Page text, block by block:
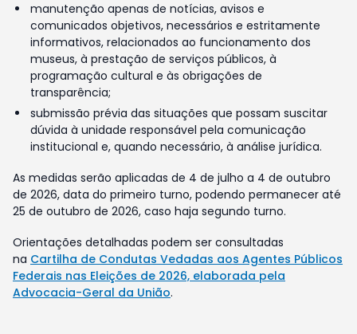
manutenção apenas de notícias, avisos e
comunicados objetivos, necessários e estritamente
informativos, relacionados ao funcionamento dos
museus, à prestação de serviços públicos, à
programação cultural e às obrigações de
transparência;
submissão prévia das situações que possam suscitar
dúvida à unidade responsável pela comunicação
institucional e, quando necessário, à análise jurídica.
As medidas serão aplicadas de 4 de julho a 4 de outubro
de 2026, data do primeiro turno, podendo permanecer até
25 de outubro de 2026, caso haja segundo turno.
Orientações detalhadas podem ser consultadas
na Cartilha de Condutas Vedadas aos Agentes Públicos
Federais nas Eleições de 2026, elaborada pela
Advocacia-Geral da União.